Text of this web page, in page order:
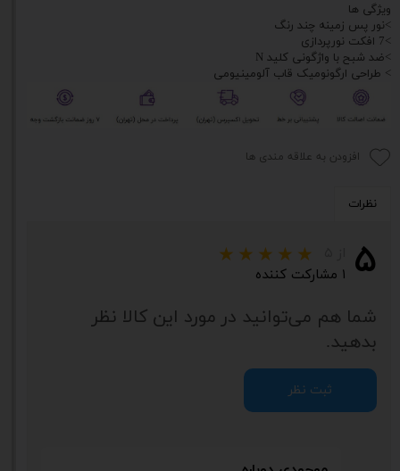
ویژگی ها
>نور پس زمینه چند رنگ
>7 افکت نورپردازی
>ضد شبح با واژگونی کلید N
> طراحی ارگونومیک قاب آلومینیومی
افزودن به علاقه مندی ها
نظرات
۵ ۱ مشارکت کننده
شما هم می‌توانید در مورد این کالا نظر
بدهید.
ثبت نظر